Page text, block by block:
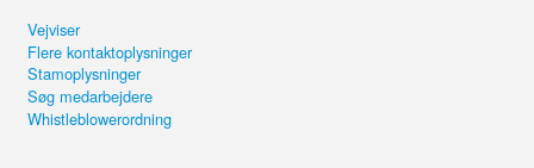
Vejviser
Flere kontaktoplysninger
Stamoplysninger
Søg medarbejdere
Whistleblowerordning